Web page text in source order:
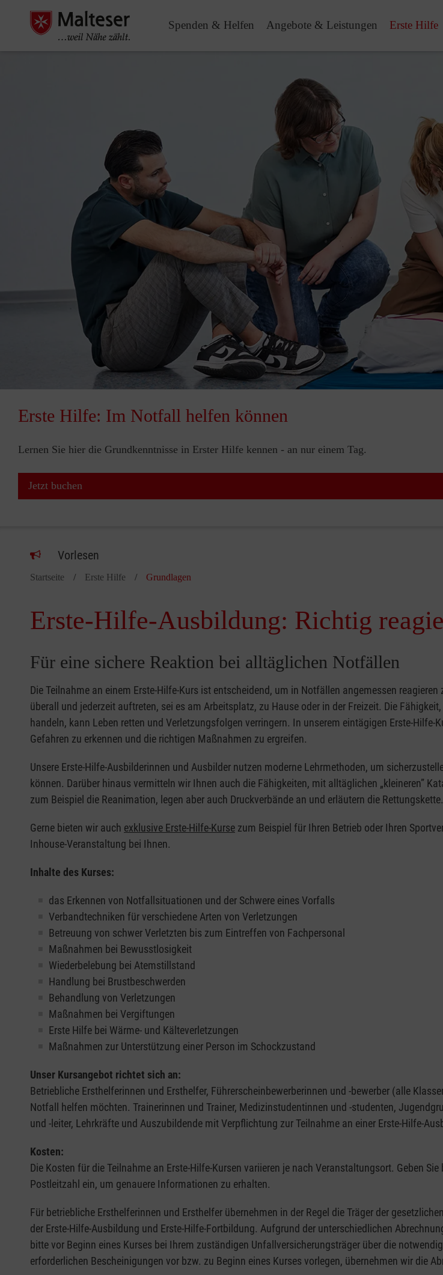
Spenden & Helfen Angebote & Leistungen Erste Hilfe
Erste Hilfe: Im Notfall helfen können
Lernen Sie hier die Grundkenntnisse in Erster Hilfe kennen - an nur einem Tag.
Jetzt buchen
Vorlesen
Startseite Erste Hilfe Grundlagen
Erste-Hilfe-Ausbildung: Richtig
Für eine sichere Reaktion bei alltäglichen Notfällen
Die Teilnahme an einem Erste-Hilfe-Kurs ist entscheidend, um in Notfällen angemessen
überall und jederzeit auftreten, sei es am Arbeitsplatz, zu Hause oder in der Freizeit. Die
handeln, kann Leben retten und Verletzungsfolgen verringern. In unserem eintägigen Erste-Hilfe-
Gefahren zu erkennen und die richtigen Maßnahmen zu ergreifen.
Unsere Erste-Hilfe-Ausbilderinnen und Ausbilder nutzen moderne Lehrmethoden, um
können. Darüber hinaus vermitteln wir Ihnen auch die Fähigkeiten, mit alltäglichen „kleineren”
zum Beispiel die Reanimation, legen aber auch Druckverbände an und erläutern die Rettungskette.
Gerne bieten wir auch exklusive Erste-Hilfe-Kurse zum Beispiel für Ihren Betrieb oder Ihren
Inhouse-Veranstaltung bei Ihnen.
Inhalte des Kurses:
das Erkennen von Notfallsituationen und der Schwere eines Vorfalls
Verbandtechniken für verschiedene Arten von Verletzungen
Betreuung von schwer Verletzten bis zum Eintreffen von Fachpersonal
Maßnahmen bei Bewusstlosigkeit
Wiederbelebung bei Atemstillstand
Handlung bei Brustbeschwerden
Behandlung von Verletzungen
Maßnahmen bei Vergiftungen
Erste Hilfe bei Wärme- und Kälteverletzungen
Maßnahmen zur Unterstützung einer Person im Schockzustand
Unser Kursangebot richtet sich an:
Betriebliche Ersthelferinnen und Ersthelfer, Führerscheinbewerberinnen und -bewerber (alle
Notfall helfen möchten. Trainerinnen und Trainer, Medizinstudentinnen und -studenten,
und -leiter, Lehrkräfte und Auszubildende mit Verpflichtung zur Teilnahme an einer Erste-Hilfe-
Kosten:
Die Kosten für die Teilnahme an Erste-Hilfe-Kursen variieren je nach Veranstaltungsort. Geben Sie
Postleitzahl ein, um genauere Informationen zu erhalten.
Für betriebliche Ersthelferinnen und Ersthelfer übernehmen in der Regel die Träger der
der Erste-Hilfe-Ausbildung und Erste-Hilfe-Fortbildung. Aufgrund der unterschiedlichen
bitte vor Beginn eines Kurses bei Ihrem zuständigen Unfallversicherungsträger über die
erforderlichen Bescheinigungen vor bzw. zu Beginn eines Kurses vorlegen, übernehmen wir die